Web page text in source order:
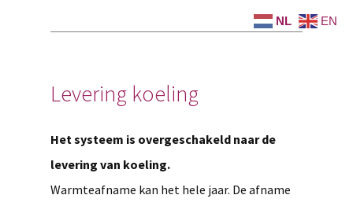
Levering koeling
Het systeem is overgeschakeld naar de
levering van koeling.
Warmteafname kan het hele jaar. De afname
NL EN